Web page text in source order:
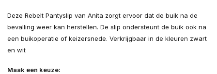
Deze Rebelt Pantyslip van Anita zorgt ervoor dat de buik na de
bevalling weer kan herstellen. De slip ondersteunt de buik ook na
een buikoperatie of keizersnede. Verkrijgbaar in de kleuren zwart
en wit
Maak een keuze: